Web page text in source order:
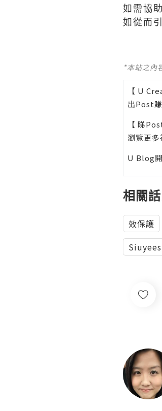
如需協
如從而
*本站之內
【 U
出Post
【 睇
瀏覽更多
U Blog
相關
效保護